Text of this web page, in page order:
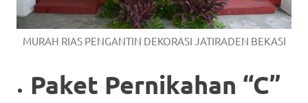
MURAH RIAS PENGANTIN DEKORASI JATIRADEN BEKASI
Paket Pernikahan “C”